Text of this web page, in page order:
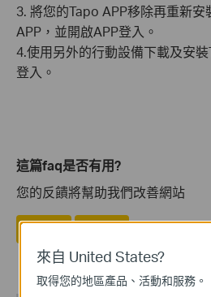
3. 將您的Tapo APP移除再重新
APP，並開啟APP登入。
4.使用另外的行動設備下載及安
登入。
這篇faq是否有用?
您的反饋將幫助我們改善網站
是 否
來自 United States?
取得您的地區產品、活動和服務。